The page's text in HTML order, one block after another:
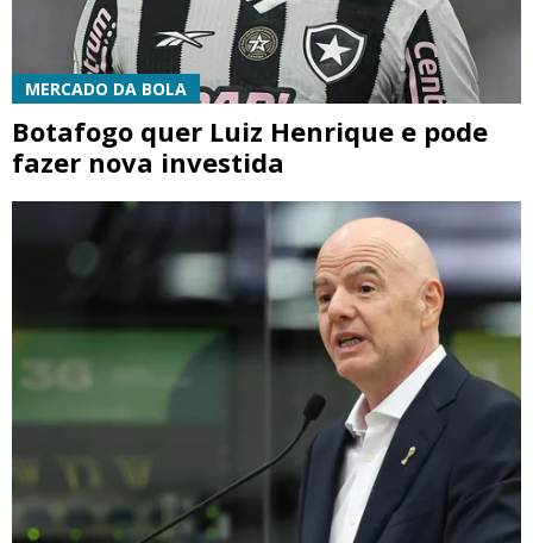
MERCADO DA BOLA
Botafogo quer Luiz Henrique e pode
fazer nova investida